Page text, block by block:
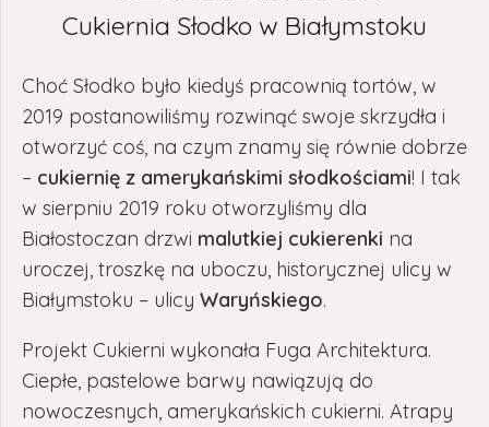
Cukiernia Słodko w Białymstoku
Choć Słodko było kiedyś pracownią tortów, w
2019 postanowiliśmy rozwinąć swoje skrzydła i
otworzyć coś, na czym znamy się równie dobrze
– cukiernię z amerykańskimi słodkościami! I tak
w sierpniu 2019 roku otworzyliśmy dla
Białostoczan drzwi malutkiej cukierenki na
uroczej, troszkę na uboczu, historycznej ulicy w
Białymstoku – ulicy Waryńskiego.
Projekt Cukierni wykonała Fuga Architektura.
Ciepłe, pastelowe barwy nawiązują do
nowoczesnych, amerykańskich cukierni. Atrapy